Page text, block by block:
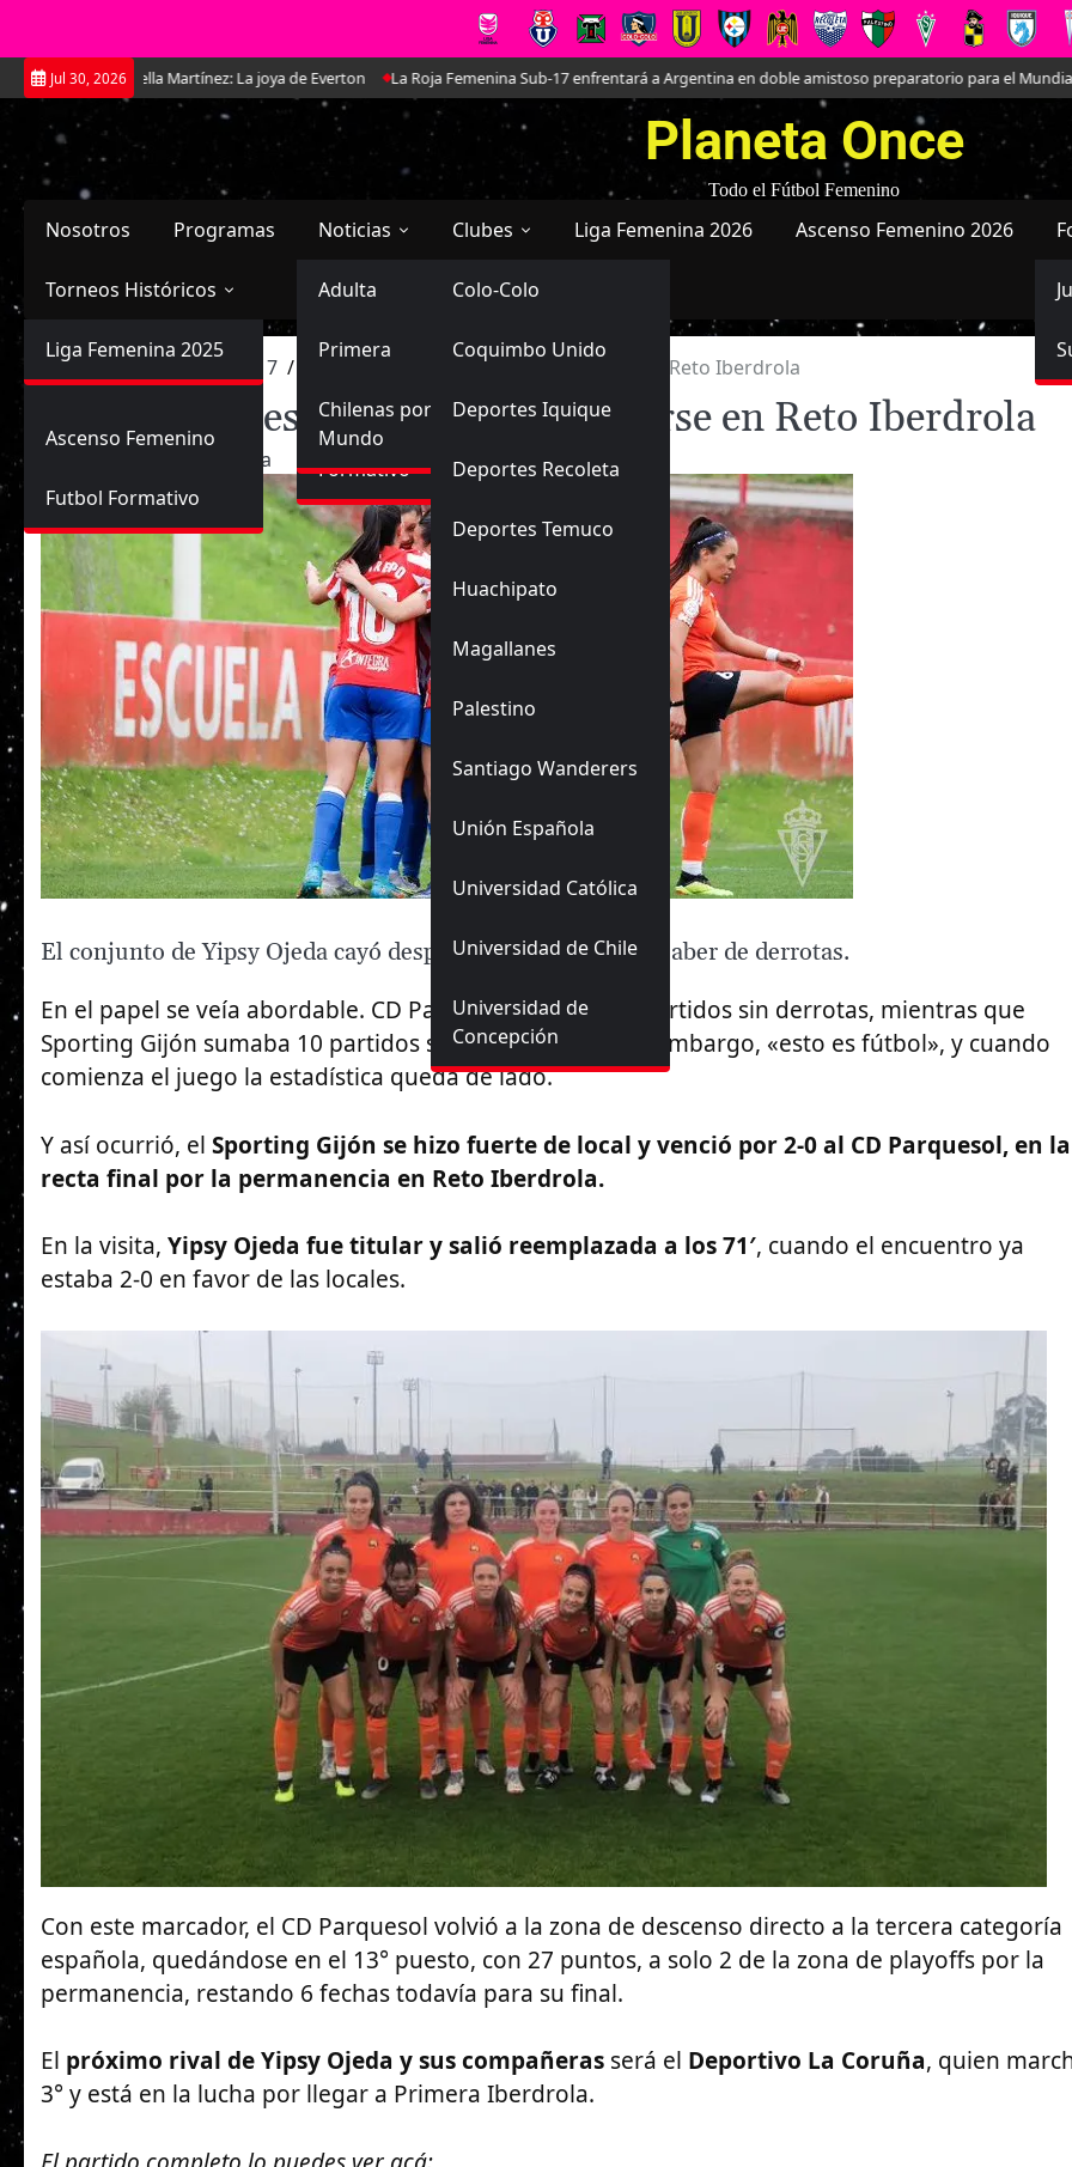
Saltar
al
contenido
Jul 30, 2026
Martínez: La joya de Everton La Roja Femenina Sub-17 enfrentará a Argentina en doble amistoso preparatorio para el Mundial Kathleen
Planeta Once
Todo el Fútbol Femenino
Nosotros Programas Noticias
Selección Chilena
Adulta
Sub-20
Sub-17
Futbol Nacional
Primera
Ascenso
Formativo
Futbol Internacional
Chilenas por el
Mundo
Clubes
Primera
Colo-Colo
Coquimbo Unido
Deportes Iquique
Deportes Recoleta
Deportes Temuco
Huachipato
Magallanes
Palestino
Santiago Wanderers
Unión Española
Universidad Católica
Universidad de Chile
Universidad de
Concepción
Ascenso
Liga Femenina 2026 Ascenso Femenino 2026
Torneos Históricos
Primera División
Femenina
Liga Femenina 2025
Ascenso Femenino
Futbol Formativo
Inicio 17 El CD Parquesol vuelve a complicarse en Reto Iberdrola
El CD Parquesol vuelve a complicarse en Reto Iberdrola
Planeta
El conjunto de Yipsy Ojeda cayó después de 7 partidos sin saber de derrotas.
En el papel se veía abordable. CD Parquesol venía de 7 partidos sin derrotas, mientras que
Sporting Gijón sumaba 10 partidos sin sumar de a 3. Sin embargo, «esto es fútbol», y cuando
comienza el juego la estadística queda de lado.
Y así ocurrió, el Sporting Gijón se hizo fuerte de local y venció por 2-0 al CD Parquesol, en la
recta final por la permanencia en Reto Iberdrola.
En la visita, Yipsy Ojeda fue titular y salió reemplazada a los 71′, cuando el encuentro ya
estaba 2-0 en favor de las locales.
Con este marcador, el CD Parquesol volvió a la zona de descenso directo a la tercera categoría
española, quedándose en el 13° puesto, con 27 puntos, a solo 2 de la zona de playoffs por la
permanencia, restando 6 fechas todavía para su final.
El próximo rival de Yipsy Ojeda y sus compañeras será el Deportivo La Coruña, quien
3° y está en la lucha por llegar a Primera Iberdrola.